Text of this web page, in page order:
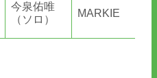
今泉佑唯
（ソロ）
MARKIE